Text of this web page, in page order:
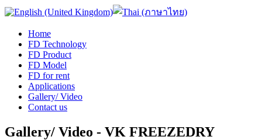
Home
FD Technology
FD Product
FD Model
FD for rent
Applications
Gallery/ Video
Contact us
Gallery/ Video - VK FREEZEDRY